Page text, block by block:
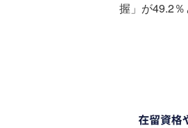
握」が49.2％